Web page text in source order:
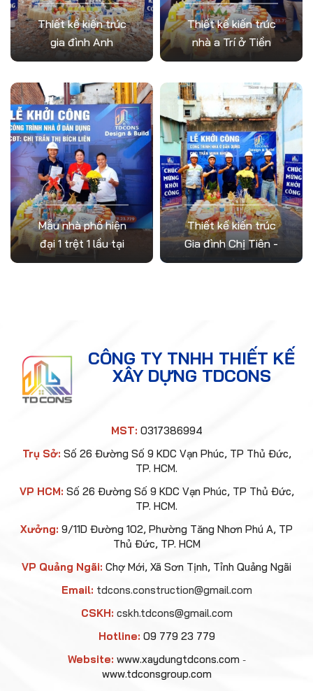
Thiết kế kiến trúc
gia đình Anh
Nhiên ( Mỏ Cày
Thiết kế kiến trúc
nhà a Trí ở Tiền
Giang
Mẫu nhà phố hiện
đại 1 trệt 1 lầu tại
TP.HCM
Địa chỉ:TP.HCM
Loại hình:Nhà
Thiết kế kiến trúc
Gia đình Chị Tiên -
Biệt Thự Mái Thái
Đồng Tháp
Loại hình:Nhà
Phố
CÔNG TY TNHH THIẾT KẾ
XÂY DỰNG TDCONS
MST: 0317386994
Trụ Sở: Số 26 Đường Số 9 KDC Vạn Phúc, TP Thủ Đức,
TP. HCM.
VP HCM: Số 26 Đường Số 9 KDC Vạn Phúc, TP Thủ Đức,
TP. HCM.
Xưởng: 9/11D Đường 102, Phường Tăng Nhơn Phú A, TP
Thủ Đức, TP. HCM
VP Quảng Ngãi: Chợ Mới, Xã Sơn Tịnh, Tỉnh Quảng Ngãi
Email: tdcons.construction@gmail.com
CSKH: cskh.tdcons@gmail.com
Hotline: 09 779 23 779
Website: www.xaydungtdcons.com-
www.tdconsgroup.com